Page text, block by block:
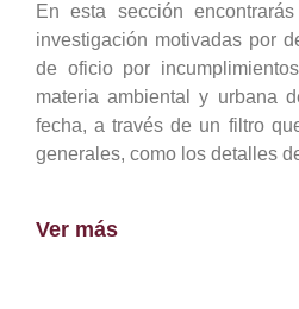
En esta sección
investigación motivadas por
de oficio por
materia ambiental y urbana
fecha, a través de un filtro
generales, como los detalles
Ver más